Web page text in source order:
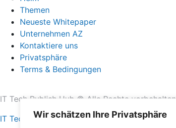
Wir schätzen Ihre Privatsphäre
Themen
Neueste Whitepaper
Unternehmen AZ
Kontaktiere uns
Privatsphäre
Terms & Bedingungen
IT Tech Publish Hub © Alle Rechte vorbehalten.
IT Tech Publish Hub